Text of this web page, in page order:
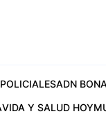
POLICIALESADN
VIDA Y SALUD HOY